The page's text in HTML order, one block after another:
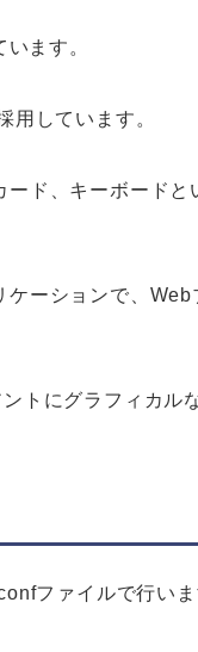
ます。
用しています。
ード、キーボードと
ケーションで、
トにグラフィカル
ファイルで行いま